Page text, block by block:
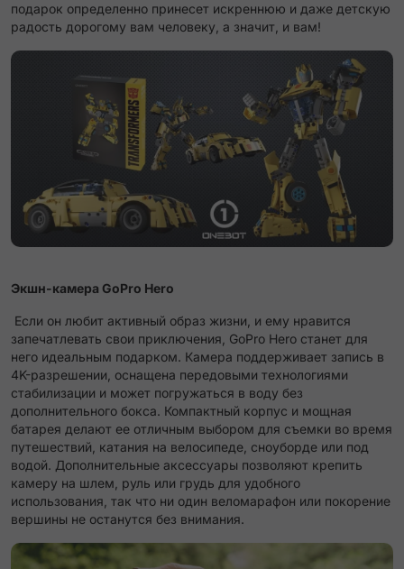
подарок определенно принесет искреннюю и даже детскую
радость дорогому вам человеку, а значит, и вам!
Экшн-камера GoPro Hero
Если он любит активный образ жизни, и ему нравится
запечатлевать свои приключения, GoPro Hero станет для
него идеальным подарком. Камера поддерживает запись в
4K-разрешении, оснащена передовыми технологиями
стабилизации и может погружаться в воду без
дополнительного бокса. Компактный корпус и мощная
батарея делают ее отличным выбором для съемки во время
путешествий, катания на велосипеде, сноуборде или под
водой. Дополнительные аксессуары позволяют крепить
камеру на шлем, руль или грудь для удобного
использования, так что ни один веломарафон или покорение
вершины не останутся без внимания.